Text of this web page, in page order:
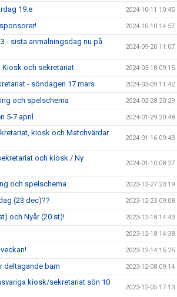
19:e 2024-10-11 10:45
2024-10-10 14:57
- sista anmälningsdag nu på
2024-09-20 11:07
Kiosk och sekretariat 2024-03-18 09:15
- söndagen 17 mars 2024-03-09 11:42
och spelschema 2024-02-28 20:29
5-7 april 2024-01-29 20:48
kiosk och Matchvärdar
2024-01-16 09:43
och kiosk / Ny
2024-01-10 08:27
och spelschema 2023-12-27 23:19
(23 dec)?? 2023-12-23 09:08
och Nyår (20 st)! 2023-12-18 14:43
2023-12-18 14:38
2023-12-14 15:25
deltagande barn 2023-12-08 09:14
kiosk/sekretariat sön 10
2023-12-05 17:13